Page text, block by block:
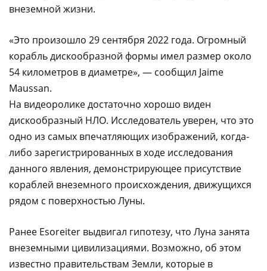
внеземной жизни.
«Это произошло 29 сентября 2022 года. Огромный
корабль дискообразной формы имел размер около
54 километров в диаметре», — сообщил Jaime
Maussan.
На видеоролике достаточно хорошо виден
дискообразный НЛО. Исследователь уверен, что это
одно из самых впечатляющих изображений, когда-
либо зарегистрированных в ходе исследования
данного явления, демонстрирующее присутствие
кораблей внеземного происхождения, движущихся
рядом с поверхностью Луны.
Ранее Esoreiter выдвигал гипотезу, что Луна занята
внеземными цивилизациями. Возможно, об этом
известно правительствам Земли, которые в